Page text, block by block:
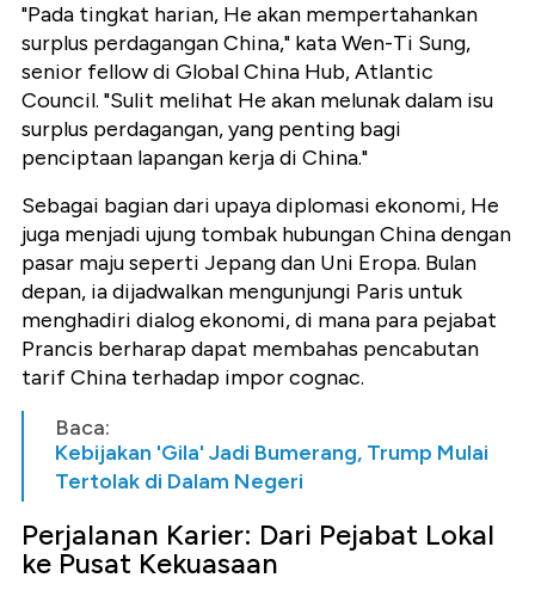
"Pada tingkat harian, He akan mempertahankan
surplus perdagangan China," kata Wen-Ti Sung,
senior fellow di Global China Hub, Atlantic
Council. "Sulit melihat He akan melunak dalam isu
surplus perdagangan, yang penting bagi
penciptaan lapangan kerja di China."
Sebagai bagian dari upaya diplomasi ekonomi, He
juga menjadi ujung tombak hubungan China dengan
pasar maju seperti Jepang dan Uni Eropa. Bulan
depan, ia dijadwalkan mengunjungi Paris untuk
menghadiri dialog ekonomi, di mana para pejabat
Prancis berharap dapat membahas pencabutan
tarif China terhadap impor cognac.
Baca:
Kebijakan 'Gila' Jadi Bumerang, Trump Mulai
Tertolak di Dalam Negeri
Perjalanan Karier: Dari Pejabat Lokal
ke Pusat Kekuasaan